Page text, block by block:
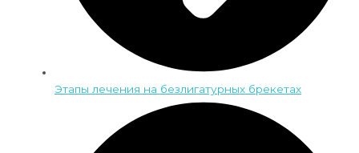
Этапы лечения на безлигатурных брекетах